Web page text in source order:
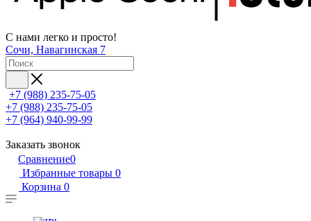
С нами легко и просто!
Сочи, Навагинская 7
+7 (988) 235-75-05
+7 (988) 235-75-05
+7 (964) 940-99-99
Заказать звонок
Сравнение0
Избранные товары 0
Корзина 0